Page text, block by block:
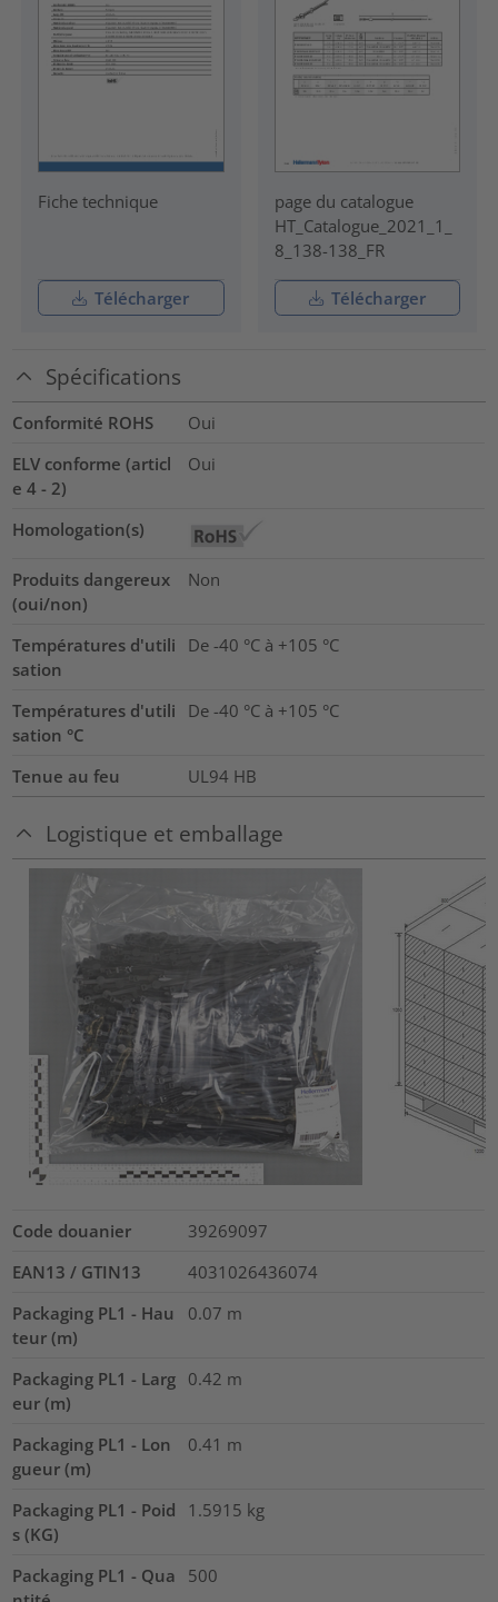
Fiche technique
Télécharger
page du catalogue
HT_Catalogue_2021_1_
8_138-138_FR
Télécharger
Spécifications
Conformité ROHS
Oui
ELV conforme (articl
e 4 - 2)
Oui
Homologation(s)
Produits dangereux
(oui/non)
Non
Températures d'utili
sation
De -40 °C à +105 °C
Températures d'utili
sation °C
De -40 °C à +105 °C
Tenue au feu UL94 HB
Logistique et emballage
Code douanier
39269097
EAN13 / GTIN13
4031026436074
Packaging PL1 - Hau
teur (m)
0.07 m
Packaging PL1 - Larg
eur (m)
0.42 m
Packaging PL1 - Lon
gueur (m)
0.41 m
Packaging PL1 - Poid
s (KG)
1.5915 kg
Packaging PL1 - Qua
500